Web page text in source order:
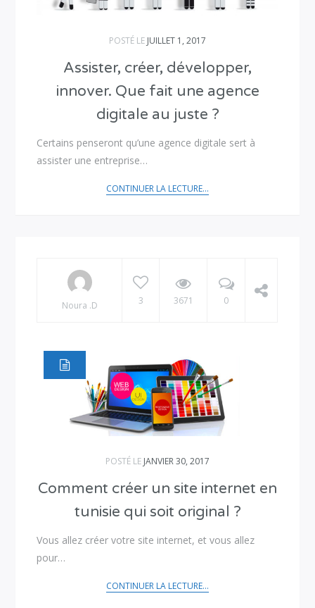
POSTÉ LE JUILLET 1, 2017
Assister, créer, développer,
innover. Que fait une agence
digitale au juste ?
Certains penseront qu’une agence digitale sert à
assister une entreprise…
CONTINUER LA LECTURE...
Noura .D 3 3671 0
POSTÉ LE JANVIER 30, 2017
Comment créer un site internet en
tunisie qui soit original ?
Vous allez créer votre site internet, et vous allez
pour…
CONTINUER LA LECTURE...